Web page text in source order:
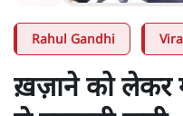
Rahul Gandhi
ख़ज़ाने को लेकर